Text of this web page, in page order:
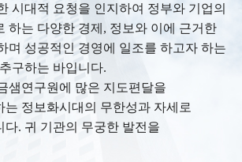
시대적 요청을 인지하여 정부와 기업의
하는 다양한 경제, 정보와 이에 근거한
며 성공적인 경영에 일조를 하고자 하는
구하는 바입니다.
샘연구원에 많은 지도편달을
는 정보화시대의 무한성과 자세로
다. 귀 기관의 무궁한 발전을